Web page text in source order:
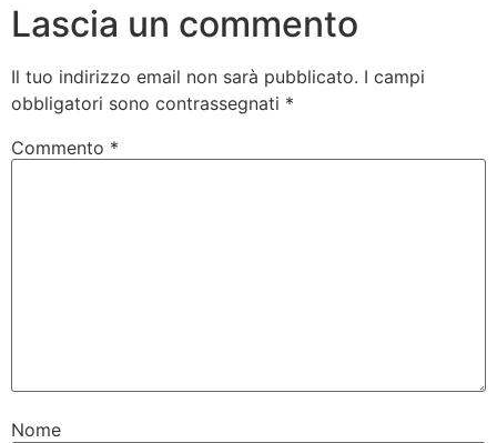
Lascia un commento
Il tuo indirizzo email non sarà pubblicato. I campi
obbligatori sono contrassegnati *
Commento *
Nome